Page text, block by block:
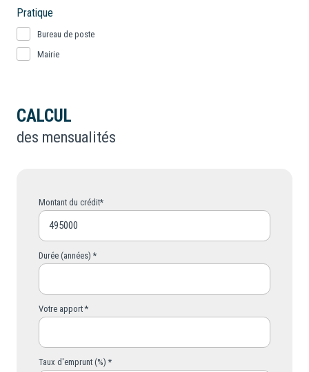
Pratique
Bureau de poste
Mairie
CALCUL
des mensualités
Montant du crédit*
Durée (années) *
Votre apport *
Taux d'emprunt (%) *